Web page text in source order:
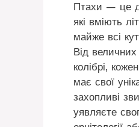
Птахи — це
які вміють
майже всі
Від
колібрі,
має свої
захопливі
уявляєте